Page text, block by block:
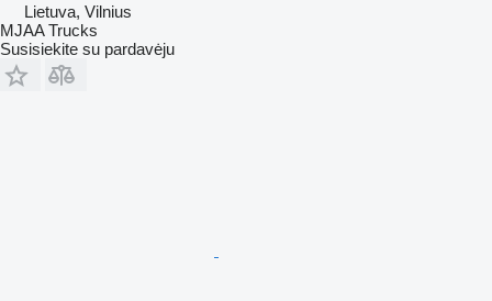
Lietuva, Vilnius
MJAA Trucks
Susisiekite su pardavėju